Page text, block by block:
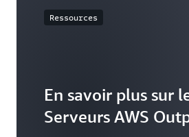
Ressources
En savoir plus sur
Serveurs AWS